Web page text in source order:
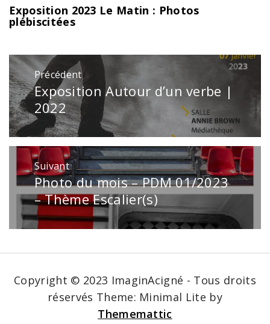
Exposition 2023 Le Matin : Photos
plébiscitées
Navigation
de
l’article
Précédent
Publication
précédente
:
Exposition Autour d’un verbe |
2022
Suivant
Publication
suivante
Photo du mois – PDM 01/2023
– Thème Escalier(s)
Copyright © 2023 ImaginAcigné - Tous droits
réservés Theme: Minimal Lite by
Thememattic